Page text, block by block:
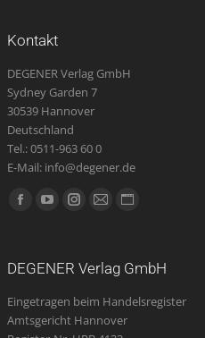
Kontakt
DEGENER Verlag GmbH
Sydney Garden 7
30539 Hannover
Deutschland
Tel.: 0511-963 60 0
E-Mail: info@degener.de
Finden Sie uns auf:
Facebook
in
new
window
YouTube
in
new
window
Instagram
in
new
window
E-
opens
in
new
Website
in
new
DEGENER Verlag GmbH
Eingetragen beim Handelsregister
Amtsgericht Hannover